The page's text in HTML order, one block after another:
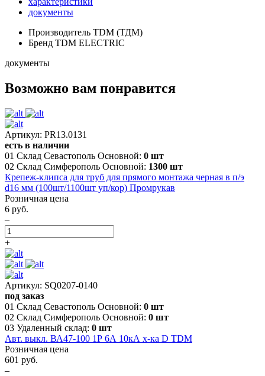
документы
Производитель TDM (ТДМ)
Бренд TDM ELECTRIC
документы
Возможно вам понравится
Артикул: PR13.0131
есть в наличии
01 Склад Севастополь Основной: 0 шт
02 Склад Симферополь Основной: 1300 шт
Крепеж-клипса для труб для прямого монтажа черная в п/э
d16 мм (100шт/1100шт уп/кор) Промрукав
Розничная цена
6 руб.
–
+
Артикул: SQ0207-0140
под заказ
01 Склад Севастополь Основной: 0 шт
02 Склад Симферополь Основной: 0 шт
03 Удаленный склад: 0 шт
Авт. выкл. ВА47-100 1Р 6А 10кА х-ка D TDM
Розничная цена
601 руб.
–